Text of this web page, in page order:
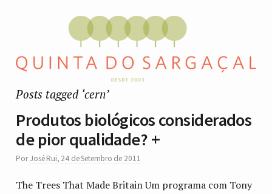
Posts tagged ‘cern’
Produtos biológicos considerados
de pior qualidade? +
PorJosé Rui, 24 de Setembro de 2011
The Trees That Made Britain Um programa com Tony